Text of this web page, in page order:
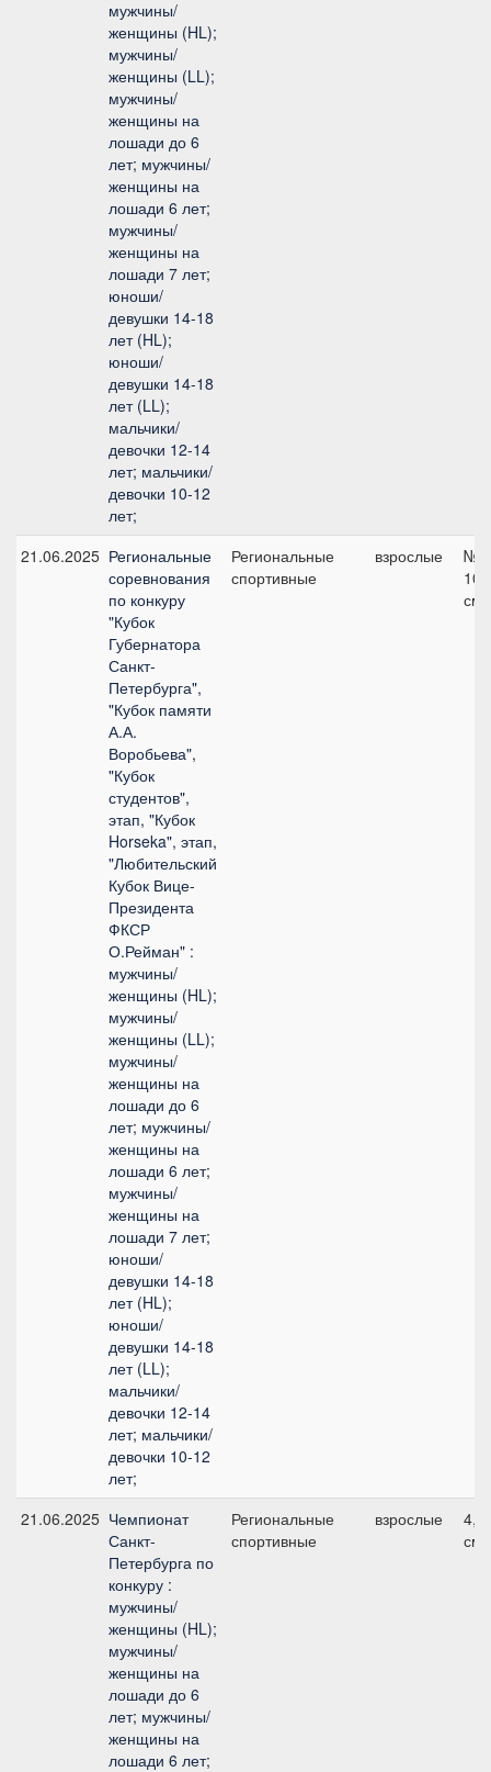
мужчины/
женщины (HL);
мужчины/
женщины (LL);
мужчины/
женщины на
лошади до 6
лет; мужчины/
женщины на
лошади 6 лет;
мужчины/
женщины на
лошади 7 лет;
юноши/
девушки 14-18
лет (HL);
юноши/
девушки 14-18
лет (LL);
мальчики/
девочки 12-14
лет; мальчики/
девочки 10-12
лет;
21.06.2025 Региональные
соревнования
по конкуру
"Кубок
Губернатора
Санкт-
Петербурга",
"Кубок памяти
А.А.
Воробьева",
"Кубок
студентов",
этап, "Кубок
Horseka", этап,
"Любительский
Кубок Вице-
Президента
ФКСР
О.Рейман" :
мужчины/
женщины (HL);
мужчины/
женщины (LL);
мужчины/
женщины на
лошади до 6
лет; мужчины/
женщины на
лошади 6 лет;
мужчины/
женщины на
лошади 7 лет;
юноши/
девушки 14-18
лет (HL);
юноши/
девушки 14-18
лет (LL);
мальчики/
девочки 12-14
лет; мальчики/
девочки 10-12
лет;
Региональные
спортивные
взрослые
100
см
21.06.2025 Чемпионат
Санкт-
Петербурга по
конкуру :
мужчины/
женщины (HL);
мужчины/
женщины на
лошади до 6
лет; мужчины/
женщины на
лошади 6 лет;
Региональные
спортивные
взрослые
4,
см